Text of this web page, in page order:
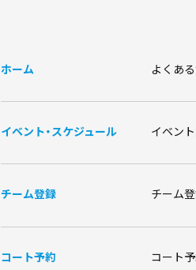
ホーム よくあ
イベント・スケジュール イベン
チーム登録 チーム
コート予約 コート